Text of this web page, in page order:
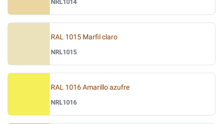
NRL1014
RAL 1015 Marfil claro
NRL1015
RAL 1016 Amarillo azufre
NRL1016